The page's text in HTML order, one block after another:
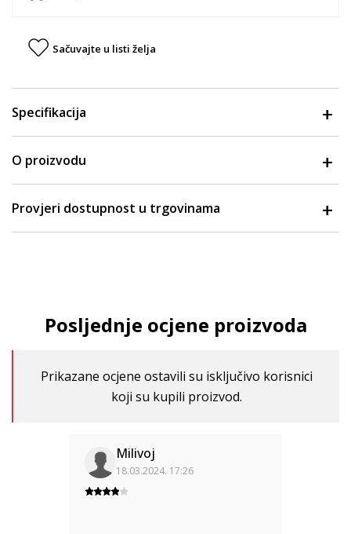
Sačuvajte u listi želja
Specifikacija
O proizvodu
Provjeri dostupnost u trgovinama
Posljednje ocjene proizvoda
Prikazane ocjene ostavili su isključivo korisnici
koji su kupili proizvod.
Milivoj
18.03.2024. 17:26